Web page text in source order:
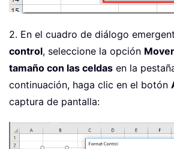
2. En el cuadro de diálogo
control, seleccione la opción
tamaño con las celdas en la
continuación, haga clic en el botón
captura de pantalla: